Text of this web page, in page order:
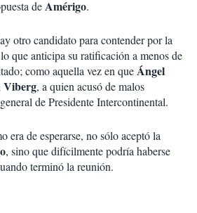
deAmérigo.
otro candidato para contender por la
que anticipa su ratificación a menos de
como aquella vez en queÁngel
Viberg, a quien acusó de malos
de Presidente Intercontinental.
era de esperarse, no sólo aceptó la
, sino que difícilmente podría haberse
terminó la reunión.